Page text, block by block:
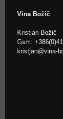
Vina Božič
Kristjan Božič
Gsm:
kristjan@vina-